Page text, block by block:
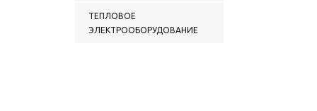
ТЕПЛОВОЕ
ЭЛЕКТРООБОРУДОВАНИЕ